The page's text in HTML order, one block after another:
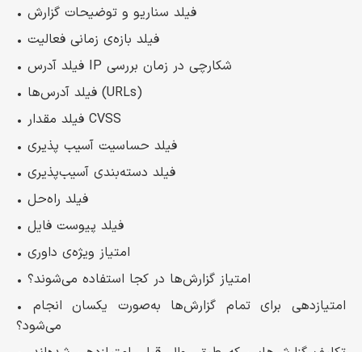
• فیلد سناریو و توضیحات گزارش
• فیلد بازه‌ی زمانی فعالیت
• فیلد آدرس IP شکارچی در زمان بررسی
• فیلد آدرس‌ها‌ (URLs)
• فیلد مقدار CVSS
• فیلد حساسیت آسیب پذیری
• فیلد دسته‌بندی آسیب‌پذیری
• فیلد راه‌حل
• فیلد پیوست فایل
• امتیاز ویژه‌ی داوری
• امتیاز گزارش‌ها در کجا استفاده می‌شوند؟
• امتیازدهی برای تمام گزارش‌ها به‌صورت یکسان انجام
می‌شود؟